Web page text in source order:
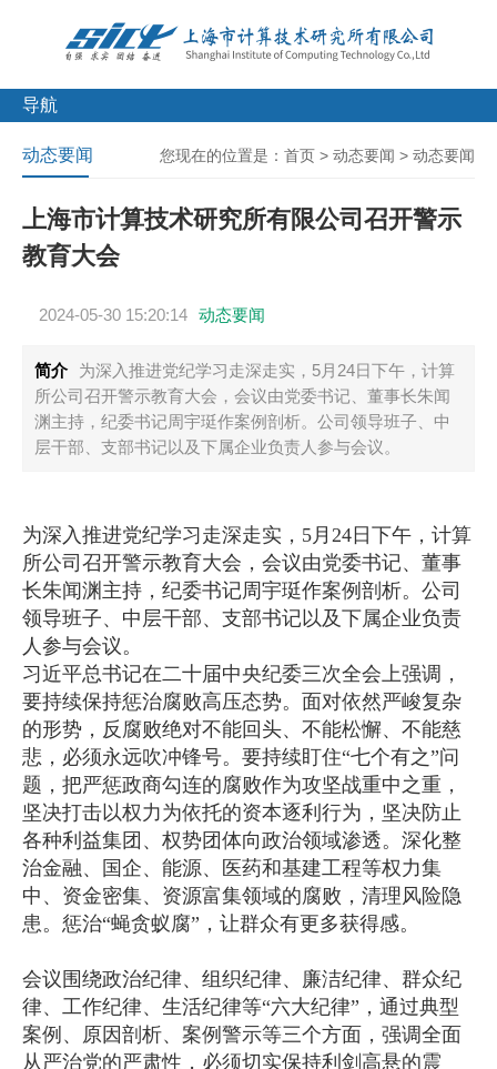
导航
您现在的位置是： 首页 > 动态要闻 > 动态要闻
动态要闻
上海市计算技术研究所有限公司召开警示
教育大会
2024-05-30 15:20:14 动态要闻
简介
为深入推进党纪学习走深走实，5月24日下午，计算
所公司召开警示教育大会，会议由党委书记、董事长朱闻
渊主持，纪委书记周宇珽作案例剖析。公司领导班子、中
层干部、支部书记以及下属企业负责人参与会议。
为深入推进党纪学习走深走实，5月24日下午，计算
所公司召开警示教育大会，会议由党委书记、董事
长朱闻渊主持，纪委书记周宇珽作案例剖析。公司
领导班子、中层干部、支部书记以及下属企业负责
人参与会议。
习近平总书记在二十届中央纪委三次全会上强调，
要持续保持惩治腐败高压态势。面对依然严峻复杂
的形势，反腐败绝对不能回头、不能松懈、不能慈
悲，必须永远吹冲锋号。要持续盯住“七个有之”问
题，把严惩政商勾连的腐败作为攻坚战重中之重，
坚决打击以权力为依托的资本逐利行为，坚决防止
各种利益集团、权势团体向政治领域渗透。深化整
治金融、国企、能源、医药和基建工程等权力集
中、资金密集、资源富集领域的腐败，清理风险隐
患。惩治“蝇贪蚁腐”，让群众有更多获得感。
会议围绕政治纪律、组织纪律、廉洁纪律、群众纪
律、工作纪律、生活纪律等“六大纪律”，通过典型
案例、原因剖析、案例警示等三个方面，强调全面
从严治党的严肃性，必须切实保持利剑高悬的震